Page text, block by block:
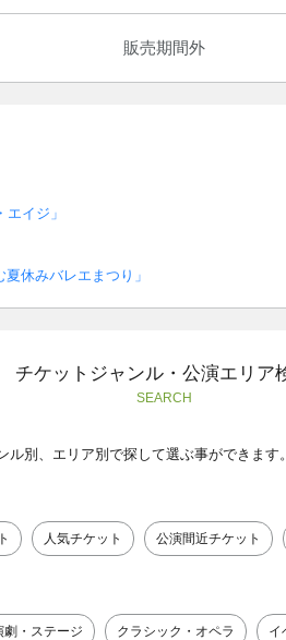
販売期間外
イジ」
休みバレエまつり」
チケットジャンル・公演エリア
SEARCH
別、エリア別で探して選ぶ事ができます。
人気チケット 公演間近チケット
劇・ステージ クラシック・オペラ イ